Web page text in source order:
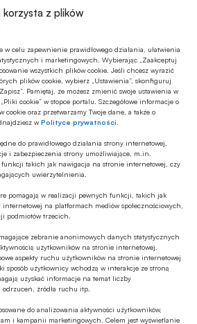
korzysta z plików
w celu zapewnienie prawidłowego działania, ułatwienia
i marketingowych. Wybierając „Zaakceptuj
wszystkich plików cookie. Jeśli chcesz wyrazić
plików cookie, wybierz „Ustawienia”, skonfiguruj
Pamiętaj, że możesz zmienić swoje ustawienia w
cookie” w stopce portalu. Szczegółowe informacje o
cookie oraz przetwarzamy Twoje dane, a także o
wPolityce prywatności
do prawidłowego działania strony internetowej,
i zabezpieczenia strony umożliwiające, m.in.
funkcji takich jak nawigacja na stronie internetowej, czy
uwierzytelnienia.
pomagają w realizacji pewnych funkcji, takich jak
na platformach mediów społecznościowych,
trzecich.
zebranie anonimowych danych statystycznych
użytkowników na stronie internetowej.
aspekty ruchu użytkowników na stronie internetowej
sposób użytkownicy wchodzą w interakcje ze stroną
uzyskać informacje na temat liczby
źródła ruchu itp.
do analizowania aktywności użytkowników,
i kampanii marketingowych. Celem jest wyświetlanie
mogą bezpośrednio finansować
zbrojeniowy
remonty odrębnym, masowym
rynku finansowania
o nowych zasadach
w sprawach frankowych
polega faza Discovery?